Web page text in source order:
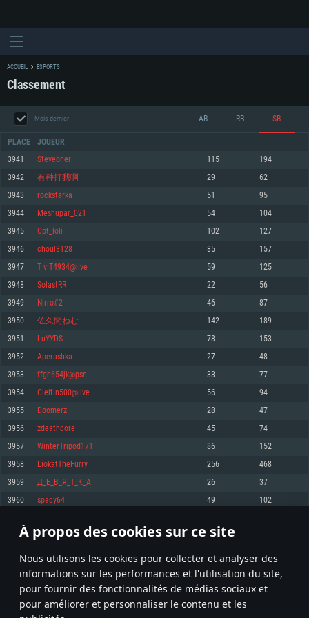
À propos des cookies sur ce site
Nous utilisons les cookies pour collecter et analyser des
informations sur les performances et l'utilisation du site,
pour fournir des fonctionnalités de médias sociaux et
pour améliorer et personnaliser le contenu et les
CONFIGURATION SYSTÈME REQUISE
Minimum
OS: Windows 10 (64 bit)
Processeur: Dual-Core 2.2 GHz
Mémoire: 4 GB
Carte graphique supportant DirectX 11: AMD Radeon 77XX / NVIDIA
GeForce GTX 660. La résolution minimale supportée par le jeu est de 720p
Connection: Connexion Internet à haut débit
Disque dur: 23.1 Go (client minimal)
Recommandée
1060 et plus, Radeon RX 570 et plus.
Disque dur: 75.9 Go (client complet)
Minimum
OS: Mac OS Big Sur 11.0 ou plus récent
Processeur: Core i5, minimum 2.2GHz (Les processeurs Intel Xeon ne sont
pas supportés)
Mémoire: 6 GB
Carte graphique: Intel Iris Pro 5200 (Mac), ou analogue AMD/Nvidia. La
résolution minimale supportée par le jeu est de 720p.
Connection: Connexion Internet à haut débit
Disque dur: 62,2 Go (client minimal)
Recommandée
OS: Mac OS Big Sur 11.0 ou plus récent
Processeur: Core i7 (Les processeurs Intel Xeon ne sont pas supportés)
Mémoire: 8 GB
Carte graphique: Radeon Vega II ou plus avec support de Metal
Disque dur: 62,2 Go (client complet)
Minimum
OS: Les configurations Linux 64 bits les plus modernes
Processeur: Dual-Core 2.4 GHz
Mémoire: 4 GB
Carte graphique: NVIDIA 660 avec les derniers drivers (moins de 6 mois) /
de même pour AMD (La résolution minimale supportée par le jeu est de
720p)
Connection: Connexion Internet à haut débit
Disque dur: 62,2 Go (client minimal)
Recommandée
OS: Ubuntu 20.04 64bit
Processeur: Intel Core i7
Mémoire: 8 GB
Carte graphique: NVIDIA 1060 avec les derniers drivers (moins de 6 mois) /
6 mois et supportant Vulkan
Connection: Connexion Internet à haut débit
Disque dur: 60,2 Go (client complet)
ACCUEIL ESPORTS
Classement
Mois dernier AB RB SB
PLACE JOUEUR
3941 Steveoner 115 194
3942 有种打我啊 29 62
3943 rockstarka 51 95
3944 Meshupar_021 54 104
3945 Cpt_loli 102 127
3946 choul3128 85 157
3947 T v T4934@live 59 125
3948 SolastRR 22 56
3949 Nirro#2 46 87
3950 佐久間ねむ 142 189
3951 LuYYDS 78 153
3952 Aperashka 27 48
3953 ffgh654jk@psn 33 77
3954 Cleitin500@live 56 94
3955 Doomerz 28 47
3956 zdeathcore 45 74
3957 WinterTripod171 86 152
3958 LiokatTheFurry 256 468
3959 Д_Е_В_Я_Т_К_А 26 37
3960 spacy64 49 102
* Classement mis à jour quotidiennement
197 198 199 298